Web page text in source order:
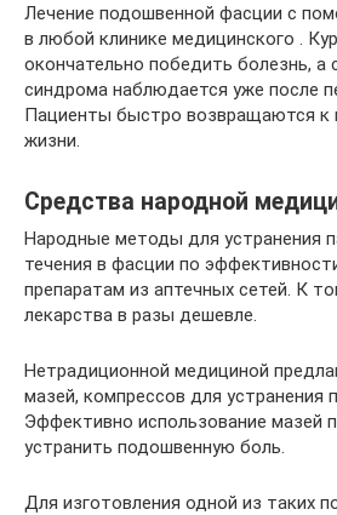
Лечение подошвенной фасции с
в любой клинике медицинского .
окончательно победить болезнь, а
синдрома наблюдается уже после
Пациенты быстро возвращаются к
жизни.
Средства народной
Народные методы для устранения
течения в фасции по
препаратам из аптечных сетей. К
лекарства в разы дешевле.
Нетрадиционной медициной
мазей, компрессов для устранения
Эффективно использование мазей
устранить подошвенную боль.
Для изготовления одной из таких